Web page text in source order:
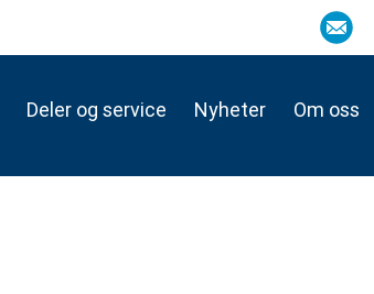
Deler og service Nyheter Om oss